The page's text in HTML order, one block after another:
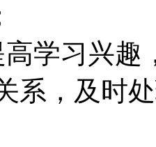
学习兴
系，及时